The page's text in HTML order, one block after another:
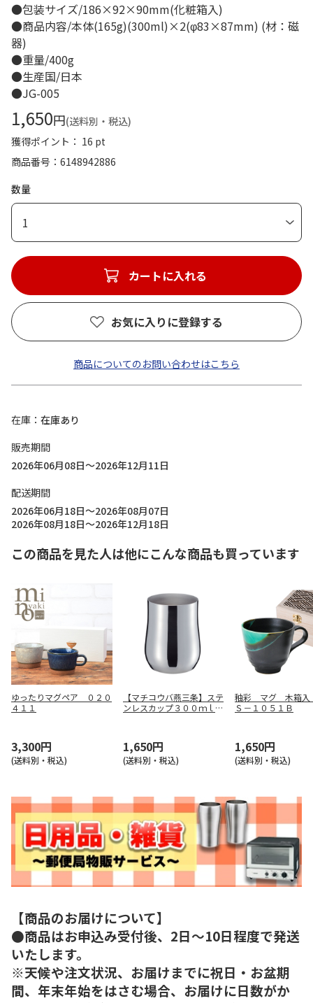
●包装サイズ/186×92×90mm(化粧箱入)
●商品内容/本体(165g)(300ml)×2(φ83×87mm) (材：磁
器)
●重量/400g
●生産国/日本
●JG-005
1,650円(送料別・税込)
獲得ポイント： 16 pt
商品番号
6148942886
数量
1
カートに入れる
お気に入りに登録する
商品についてのお問い合わせはこちら
在庫
在庫あり
販売期間
2026年06月08日～2026年12月11日
配送期間
2026年06月18日～2026年08月07日
2026年08月18日～2026年12月18日
この商品を見た人は他にこんな商品も買っています
ゆったりマグペア ０２０
４１１
3,300円
(送料別・税込)
【マチコウバ燕三条】ステ
ンレスカップ３００ｍｌ
1,650円
(送料別・税込)
釉彩 マグ 木箱
Ｓ－１０５１Ｂ
1,650円
(送料別・税込)
【商品のお届けについて】
●商品はお申込み受付後、2日～10日程度で発送
いたします。
※天候や注文状況、お届けまでに祝日・お盆期
間、年末年始をはさむ場合、お届けに日数がか